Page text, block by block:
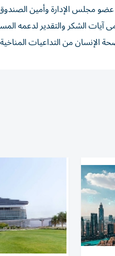
مجلس الإدارة وأمين
آيات الشكر والتقدير لدعمه
الإنسان من التداعيات